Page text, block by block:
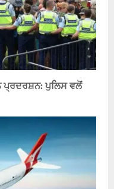
ਪ੍ਰਦਰਸ਼ਨ: ਪੁਲਿਸ ਵਲੋਂ